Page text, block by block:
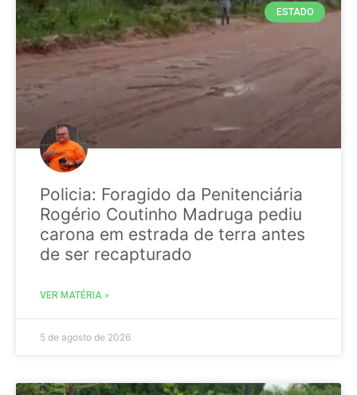
ESTADO
Policia: Foragido da Penitenciária
Rogério Coutinho Madruga pediu
carona em estrada de terra antes
de ser recapturado
VER MATÉRIA »
5 de agosto de 2026